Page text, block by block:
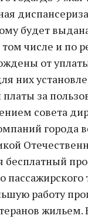
будет
числе и по
от
них
платы за
совета
города
бесплатный
пассажирского
работу
жильем.